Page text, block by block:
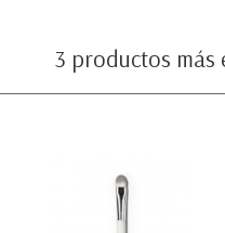
3 productos más